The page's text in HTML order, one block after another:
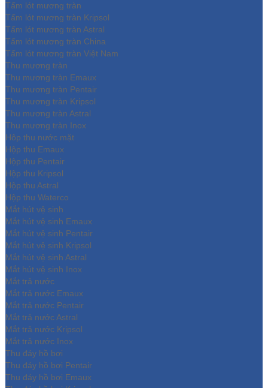
Tấm lót mương tràn
Tấm lót mương tràn Kripsol
Tấm lót mương tràn Astral
Tấm lót mương tràn China
Tấm lót mương tràn Việt Nam
Thu mương tràn
Thu mương tràn Emaux
Thu mương tràn Pentair
Thu mương tràn Kripsol
Thu mương tràn Astral
Thu mương tràn Inox
Hôp thu nước mặt
Hộp thu Emaux
Hộp thu Pentair
Hộp thu Kripsol
Hộp thu Astral
Hộp thu Waterco
Mắt hút vệ sinh
Mắt hút vệ sinh Emaux
Mắt hút vệ sinh Pentair
Mắt hút vệ sinh Kripsol
Mắt hút vệ sinh Astral
Mắt hút vệ sinh Inox
Mắt trả nước
Mắt trả nước Emaux
Mắt trả nước Pentair
Mắt trả nước Astral
Mắt trả nước Kripsol
Mắt trả nước Inox
Thu đáy hồ bơi
Thu đáy hồ bơi Pentair
Thu đáy hồ bơi Emaux